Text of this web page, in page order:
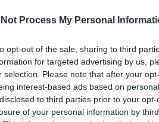
Not Process My Personal
opt-out of the sale, sharing to third
for targeted advertising by us,
selection. Please note that after your
interest-based ads based on
to third parties prior to your
of your personal information by
οποίοι είναι κενοί
υποκείμενο που τα
κατηγορίας ποικίλλουν
καταστήματα, μέχρι γκαράζ,
παρουσία, αλλά στην
Η έλλειψη ζωής
δηλώνει την παρουσία της